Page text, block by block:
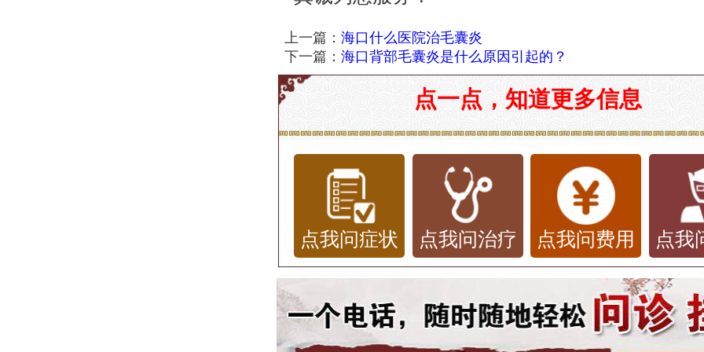
上一篇： 海口什么医院治毛囊炎
下一篇： 海口背部毛囊炎是什么原因引起的？
点一点，知道更多信息
点我问症状 点我问治疗 点我问费用 点我